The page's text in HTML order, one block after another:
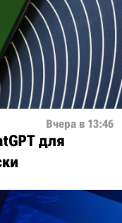
Вчера в 13:46
для